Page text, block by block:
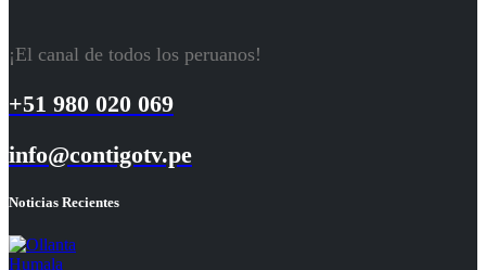
¡El canal de todos los peruanos!
+51 980 020 069
info@contigotv.pe
Noticias Recientes